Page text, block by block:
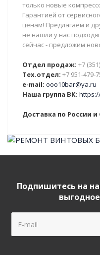
только новые
Гарантией от
ценам! Предлагаем и
не нашли у нас
сейчас - предложим
Отдел продаж: +7
Тех.отдел: +7 951-479-
e-mail: ooo10bar@ya.ru
Наша группа ВК:
Доставка по России и
Подпишитесь на